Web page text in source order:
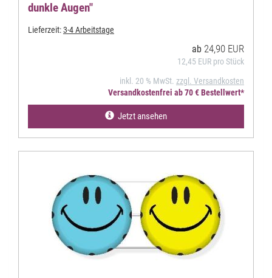
dunkle Augen"
Lieferzeit:3-4 Arbeitstage
ab 24,90 EUR
12,45 EUR pro Stück
inkl. 20 % MwSt. zzgl. Versandkosten
Versandkostenfrei ab 70 € Bestellwert*
Jetzt ansehen